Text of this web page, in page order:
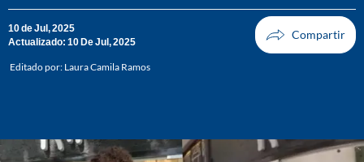
10 de Jul, 2025
Actualizado: 10 De Jul, 2025
Editado por: Laura Camila Ramos